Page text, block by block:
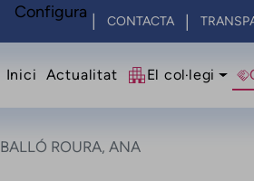
CONTACTA
Navegació
Inici Actualitat El col·legi
BALLÓ ROURA, ANA
Configura